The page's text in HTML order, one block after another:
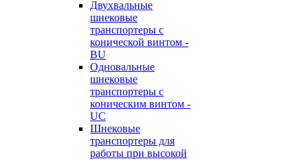
Двухвальные
шнековые
транспортеры с
конической винтом -
BU
Одновальные
шнековые
транспортеры с
коническим винтом -
UC
Шнековые
транспортеры для
работы при высокой